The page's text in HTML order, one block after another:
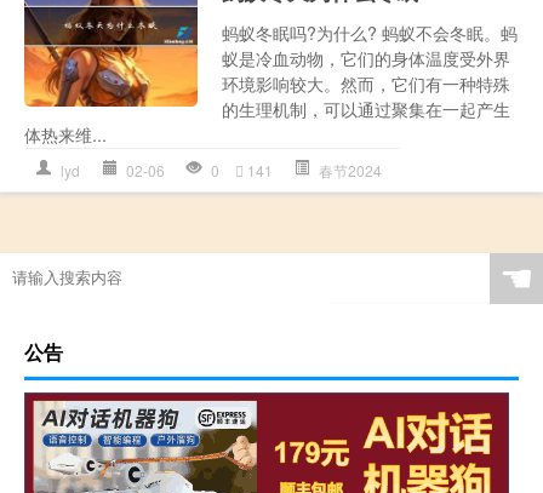
蚂蚁冬眠吗?为什么? 蚂蚁不会冬眠。蚂
蚁是冷血动物，它们的身体温度受外界
环境影响较大。然而，它们有一种特殊
的生理机制，可以通过聚集在一起产生
体热来维...
lyd 02-06 0 141 春节2024
☚
公告